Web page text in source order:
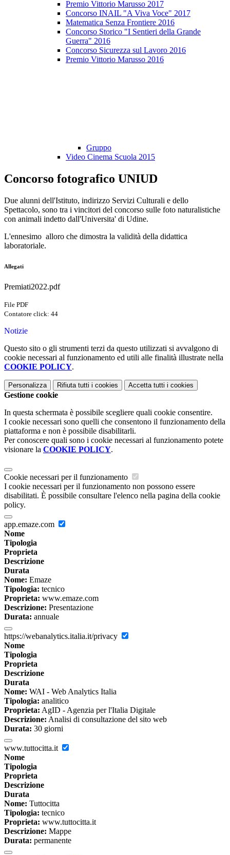
Premio Vittorio Marusso 2017
Concorso INAIL "A Viva Voce" 2017
Matematica Senza Frontiere 2016
Concorso Storico "I Sentieri della Grande
Guerra" 2016
Concorso Sicurezza sul Lavoro 2016
Premio Vittorio Marusso 2016
Gruppo
Video Cinema Scuola 2015
Concorso fotografico UNIUD
Due alunni dell'Istituto, indirizzo Servizi Culturali e dello
Spettacolo, sono tra i vincitori del concorso sulle foto naturalistiche
con animali indetto dall'Universita' di Udine.
L'ennesimo alloro che dimostra la validità della didattica
laboratoriale.
Allegati
Premiati2022.pdf
File PDF
Contatore click: 44
Notizie
Questo sito o gli strumenti terzi da questo utilizzati si avvalgono di
cookie necessari al funzionamento ed utili alle finalità illustrate nella
COOKIE POLICY.
Personalizza Rifiuta tutti i cookies Accetta tutti i cookies
Gestione cookie
In questa schermata è possibile scegliere quali cookie consentire.
I cookie necessari sono quelli che consentono il funzionamento della
piattaforma e non è possibile disabilitarli.
Per conoscere quali sono i cookie necessari al funzionamento potete
visionare la COOKIE POLICY.
Cookie necessari per il funzionamento
I cookie necessari per il funzionamento non possono essere
disabilitati. È possibile consultare l'elenco nella pagina della cookie
policy.
app.emaze.com
Nome
Tipologia
Proprieta
Descrizione
Durata
Nome: Emaze
Tipologia: tecnico
Proprieta: www.emaze.com
Descrizione: Presentazione
Durata: annuale
https://webanalytics.italia.it/privacy
Nome
Tipologia
Proprieta
Descrizione
Durata
Nome: WAI - Web Analytics Italia
Tipologia: analitico
Proprieta: AgID - Agenzia per l'Italia Digitale
Descrizione: Analisi di consultazione del sito web
Durata: 30 giorni
www.tuttocitta.it
Nome
Tipologia
Proprieta
Descrizione
Durata
Nome: Tuttocitta
Tipologia: tecnico
Proprieta: www.tuttocitta.it
Descrizione: Mappe
Durata: permanente